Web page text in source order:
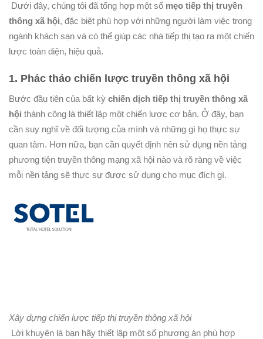
Dưới đây, chúng tôi đã tổng hợp một số mẹo tiếp thị truyền
thông xã hội, đặc biệt phù hợp với những người làm việc trong
ngành khách sạn và có thể giúp các nhà tiếp thị tạo ra một chiến
lược toàn diện, hiệu quả.
1. Phác thảo chiến lược truyền thông xã hội
Bước đầu tiên của bất kỳ chiến dịch tiếp thị truyền thông xã
hội thành công là thiết lập một chiến lược cơ bản. Ở đây, bạn
cần suy nghĩ về đối tượng của mình và những gì họ thực sự
quan tâm. Hơn nữa, bạn cần quyết định nên sử dụng nền tảng
phương tiện truyền thông mạng xã hội nào và rõ ràng về việc
mỗi nền tảng sẽ thực sự được sử dụng cho mục đích gì.
Xây dựng chiến lược tiếp thị truyền thông xã hội
Lời khuyên là bạn hãy thiết lập một số phương án phù hợp